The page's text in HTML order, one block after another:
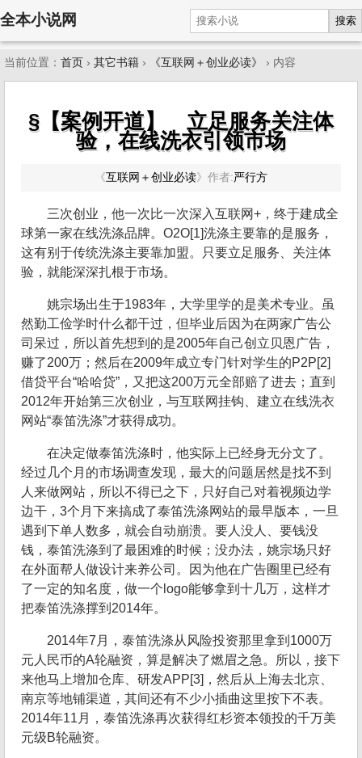
全本小说网 搜索
当前位置： 首页 › 其它书籍 › 《互联网＋创业必读》 › 内容
§【案例开道】 立足服务关注体
验，在线洗衣引领市场
《互联网＋创业必读》 作者:严行方
三次创业，他一次比一次深入互联网+，终于建成全
球第一家在线洗涤品牌。O2O[1]洗涤主要靠的是服务，
这有别于传统洗涤主要靠加盟。只要立足服务、关注体
验，就能深深扎根于市场。
姚宗场出生于1983年，大学里学的是美术专业。虽
然勤工俭学时什么都干过，但毕业后因为在两家广告公
司呆过，所以首先想到的是2005年自己创立贝恩广告，
赚了200万；然后在2009年成立专门针对学生的P2P[2]
借贷平台“哈哈贷”，又把这200万元全部赔了进去；直到
2012年开始第三次创业，与互联网挂钩、建立在线洗衣
网站“泰笛洗涤”才获得成功。
在决定做泰笛洗涤时，他实际上已经身无分文了。
经过几个月的市场调查发现，最大的问题居然是找不到
人来做网站，所以不得已之下，只好自己对着视频边学
边干，3个月下来搞成了泰笛洗涤网站的最早版本，一旦
遇到下单人数多，就会自动崩溃。要人没人、要钱没
钱，泰笛洗涤到了最困难的时候；没办法，姚宗场只好
在外面帮人做设计来养公司。因为他在广告圈里已经有
了一定的知名度，做一个logo能够拿到十几万，这样才
把泰笛洗涤撑到2014年。
2014年7月，泰笛洗涤从风险投资那里拿到1000万
元人民币的A轮融资，算是解决了燃眉之急。所以，接下
来他马上增加仓库、研发APP[3]，然后从上海去北京、
南京等地铺渠道，其间还有不少小插曲这里按下不表。
2014年11月，泰笛洗涤再次获得红杉资本领投的千万美
元级B轮融资。